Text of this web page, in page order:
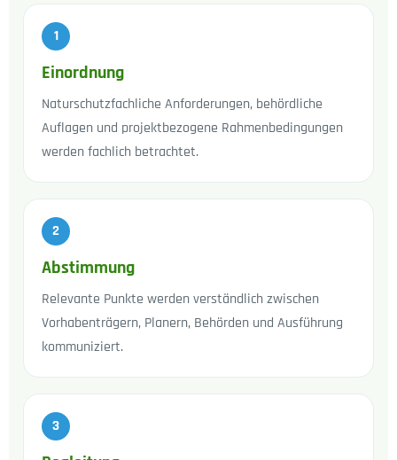
1
Einordnung
Naturschutzfachliche Anforderungen, behördliche
Auflagen und projektbezogene Rahmenbedingungen
werden fachlich betrachtet.
2
Abstimmung
Relevante Punkte werden verständlich zwischen
Vorhabenträgern, Planern, Behörden und Ausführung
kommuniziert.
3